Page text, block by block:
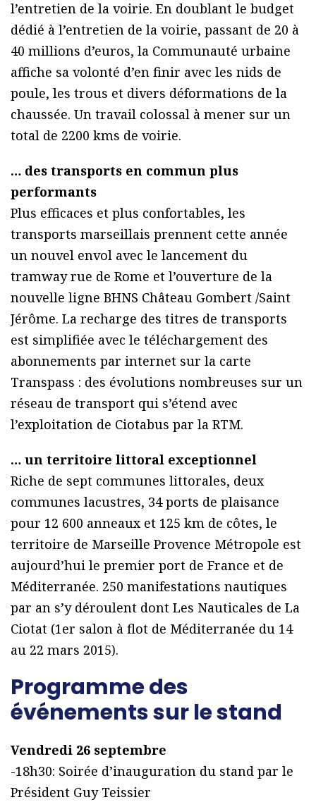
l’entretien de la voirie. En doublant le budget
dédié à l’entretien de la voirie, passant de 20 à
40 millions d’euros, la Communauté urbaine
affiche sa volonté d’en finir avec les nids de
poule, les trous et divers déformations de la
chaussée. Un travail colossal à mener sur un
total de 2200 kms de voirie.
… des transports en commun plus
performants
Plus efficaces et plus confortables, les
transports marseillais prennent cette année
un nouvel envol avec le lancement du
tramway rue de Rome et l’ouverture de la
nouvelle ligne BHNS Château Gombert /Saint
Jérôme. La recharge des titres de transports
est simplifiée avec le téléchargement des
abonnements par internet sur la carte
Transpass : des évolutions nombreuses sur un
réseau de transport qui s’étend avec
l’exploitation de Ciotabus par la RTM.
… un territoire littoral exceptionnel
Riche de sept communes littorales, deux
communes lacustres, 34 ports de plaisance
pour 12 600 anneaux et 125 km de côtes, le
territoire de Marseille Provence Métropole est
aujourd’hui le premier port de France et de
Méditerranée. 250 manifestations nautiques
par an s’y déroulent dont Les Nauticales de La
Ciotat (1er salon à flot de Méditerranée du 14
au 22 mars 2015).
Programme des
événements sur le stand
Vendredi 26 septembre
-18h30: Soirée d’inauguration du stand par le
Président Guy Teissier